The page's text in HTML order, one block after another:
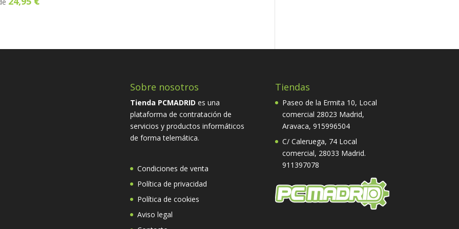
Sobre nosotros
Tienda PCMADRID es una
plataforma de contratación de
servicios y productos informáticos
de forma telemática.
Condiciones de venta
Política de privacidad
Política de cookies
Aviso legal
Tiendas
Paseo de la Ermita 10, Local
comercial 28023 Madrid,
Aravaca,915996504
C/ Caleruega, 74 Local
comercial, 28033 Madrid.
911397078